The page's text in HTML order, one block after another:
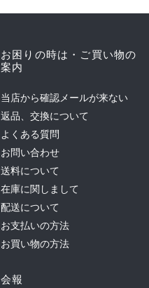
お困りの時は・ご買い物の
案内
当店から確認メールが来ない
返品、交換について
よくある質問
お問い合わせ
送料について
在庫に関しまして
配送について
お支払いの方法
お買い物の方法
会報